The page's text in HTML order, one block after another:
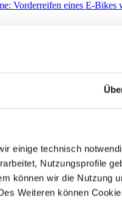
einige technisch
Nutzungsprofile
können wir die Nutzung
Weiteren können